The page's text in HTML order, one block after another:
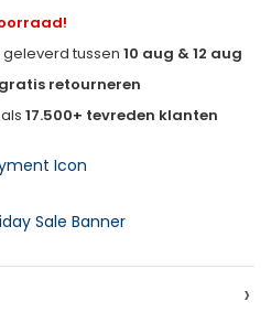
geleverd tussen10 aug & 12 aug
gratis retourneren
als17.500+ tevreden klanten
›